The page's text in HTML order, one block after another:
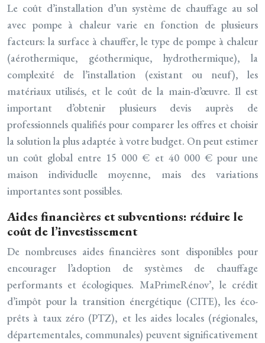
Le coût d’installation d’un système de chauffage au sol
avec pompe à chaleur varie en fonction de plusieurs
facteurs: la surface à chauffer, le type de pompe à chaleur
(aérothermique, géothermique, hydrothermique), la
complexité de l’installation (existant ou neuf), les
matériaux utilisés, et le coût de la main-d’œuvre. Il est
important d’obtenir plusieurs devis auprès de
professionnels qualifiés pour comparer les offres et choisir
la solution la plus adaptée à votre budget. On peut estimer
un coût global entre 15 000 € et 40 000 € pour une
maison individuelle moyenne, mais des variations
importantes sont possibles.
Aides financières et subventions: réduire le
coût de l’investissement
De nombreuses aides financières sont disponibles pour
encourager l’adoption de systèmes de chauffage
performants et écologiques. MaPrimeRénov’, le crédit
d’impôt pour la transition énergétique (CITE), les éco-
prêts à taux zéro (PTZ), et les aides locales (régionales,
départementales, communales) peuvent significativement